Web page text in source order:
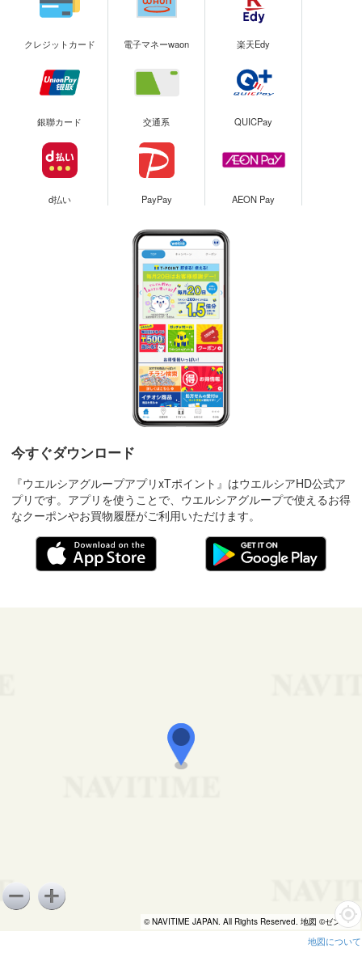
クレジットカード 電子マネーwaon 楽天Edy
銀聯カード 交通系 QUICPay
d払い PayPay AEON Pay
今すぐダウンロード
『ウエルシアグループアプリxTポイント』はウエルシアHD公式ア
プリです。アプリを使うことで、ウエルシアグループで使えるお得
なクーポンやお買物履歴がご利用いただけます。
© NAVITIME JAPAN. All Rights Reserved. 地図 ©ゼンリン
地図について